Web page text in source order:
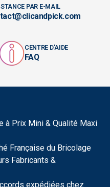
PAR E-MAIL
CENTRE D'AIDE
FAQ
à Prix Mini & Qualité Maxi
Française du Bricolage
Fabricants &
expédiées chez